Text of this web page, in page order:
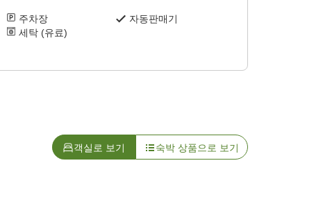
주차장
자동판매기
세탁 (유료)
객실로 보기 숙박 상품으로 보기